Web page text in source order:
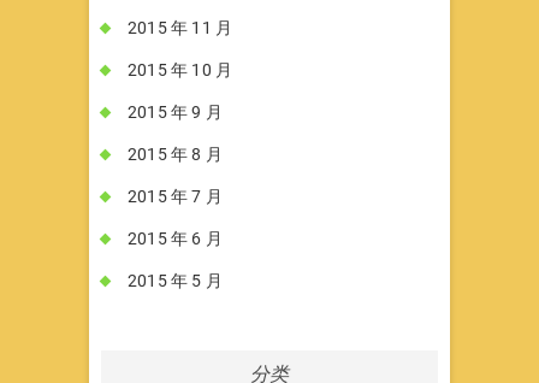
2015 年 11 月
2015 年 10 月
2015 年 9 月
2015 年 8 月
2015 年 7 月
2015 年 6 月
2015 年 5 月
分类